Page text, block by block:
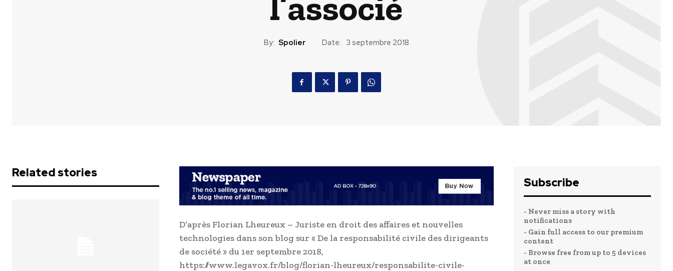
By: Spolier Date: 3 septembre 2018
Related stories
D’après Florian Lheureux – Juriste en droit des affaires et nouvelles
technologies dans son blog sur « De la responsabilité civile des dirigeants
de société » du 1er septembre 2018,
https://www.legavox.fr/blog/florian-lheureux/responsabilite-civile-
Subscribe
- Never miss a story with
notifications
- Gain full access to our premium
content
- Browse free from up to 5 devices
at once